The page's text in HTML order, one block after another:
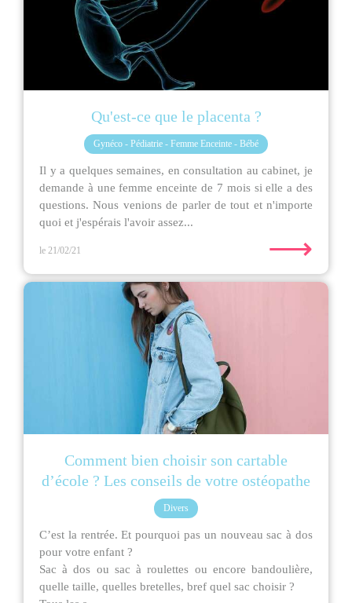
Qu'est-ce que le placenta ?
Gynéco - Pédiatrie - Femme Enceinte - Bébé
Il y a quelques semaines, en consultation au cabinet, je
demande à une femme enceinte de 7 mois si elle a des
questions. Nous venions de parler de tout et n'importe
quoi et j'espérais l'avoir assez...
le 21/02/21 ⟶
Comment bien choisir son cartable
d’école ? Les conseils de votre ostéopathe
Divers
C’est la rentrée. Et pourquoi pas un nouveau sac à dos
pour votre enfant ?
Sac à dos ou sac à roulettes ou encore bandoulière,
quelle taille, quelles bretelles, bref quel sac choisir ?